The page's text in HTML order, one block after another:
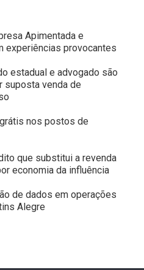
Apimentada e
experiências provocantes
estadual e advogado são
suposta venda de
nos postos de
que substitui a revenda
economia da influência
de dados em operações
Alegre